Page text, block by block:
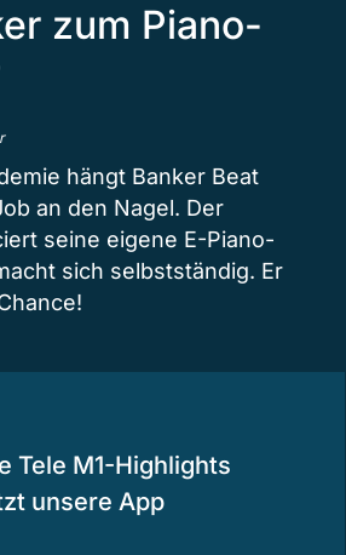
zum Piano-
hängt Banker Beat
an den Nagel. Der
seine eigene E-Piano-
sich selbstständig. Er
Tele M1-Highlights
unsere App